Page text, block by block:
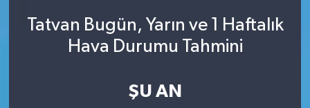
Tatvan Bugün, Yarın ve 1 Haftalık
Hava Durumu Tahmini
ŞU AN
Haber Arşivi